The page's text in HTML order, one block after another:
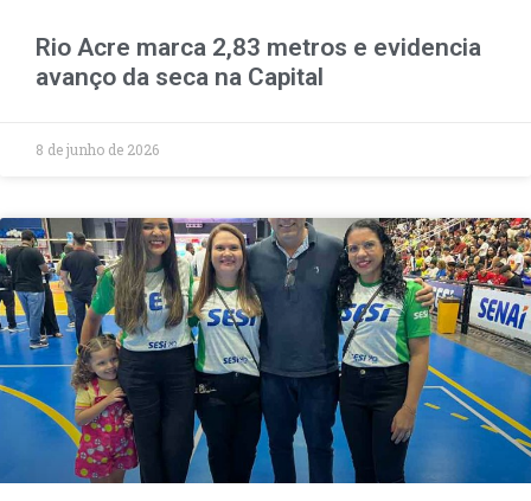
Rio Acre marca 2,83 metros e evidencia
avanço da seca na Capital
8 de junho de 2026